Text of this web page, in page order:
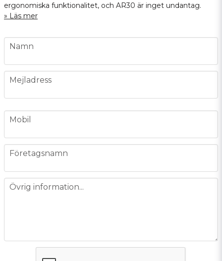
ergonomiska funktionalitet, och AR30 är inget undantag.
Läs mer
name
Namn
email
Mejladress
phone
Mobil
company
Företagsnamn
message
Övrig information...